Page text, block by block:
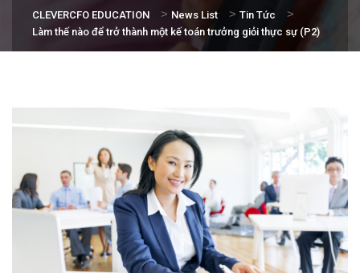
CLEVERCFO EDUCATION > News List > Tin Tức >
Làm thế nào để trở thành một kế toán trưởng giỏi thực sự (P2)